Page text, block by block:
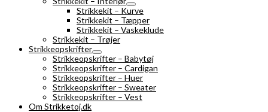
Strikkekit – Kurve
Strikkekit – Tæpper
Strikkekit – Vaskeklude
Strikkekit – Trøjer
Strikkeopskrifter
Strikkeopskrifter – Babytøj
Strikkeopskrifter – Cardigan
Strikkeopskrifter – Huer
Strikkeopskrifter – Sweater
Strikkeopskrifter – Vest
Om Strikketoj.dk